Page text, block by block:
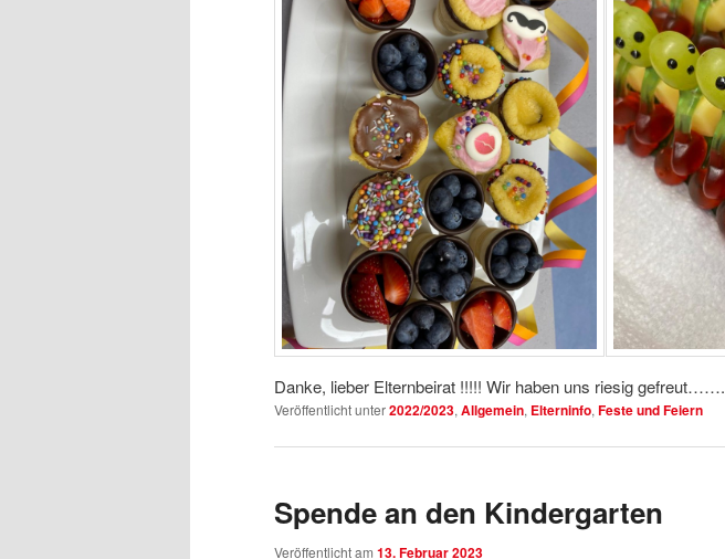
Danke, lieber Elternbeirat !!!!! Wir haben uns riesig gefreut…….
Veröffentlicht unter2022/2023, Allgemein, Elterninfo, Feste und Feiern
Spende an den Kindergarten
Veröffentlicht am 13. Februar 2023